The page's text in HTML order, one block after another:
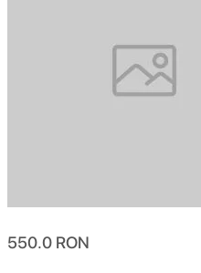
550.0 RON